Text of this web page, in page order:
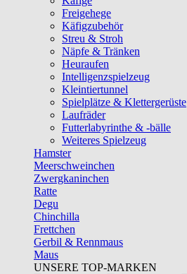
Freigehege
Käfigzubehör
Streu & Stroh
Näpfe & Tränken
Heuraufen
Intelligenzspielzeug
Kleintiertunnel
Spielplätze & Klettergerüste
Laufräder
Futterlabyrinthe & -bälle
Weiteres Spielzeug
Hamster
Meerschweinchen
Zwergkaninchen
Ratte
Degu
Chinchilla
Frettchen
Gerbil & Rennmaus
Maus
UNSERE TOP-MARKEN